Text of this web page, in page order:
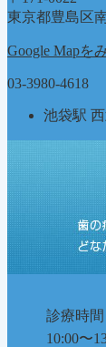
リ
東京都豊島区
Google Mapを
03-3980-4618
池袋駅
診療時間
10:00〜